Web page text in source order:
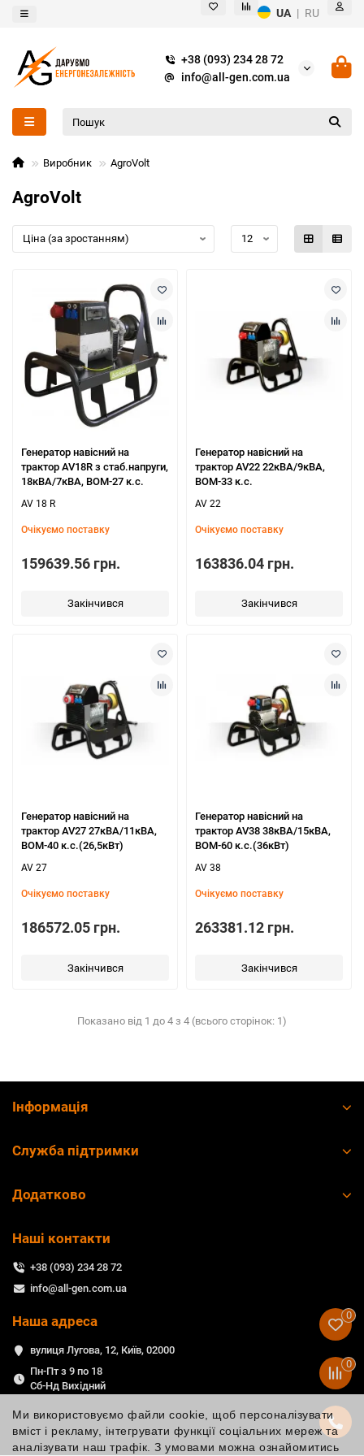
UA | RU
+38 (093) 234 28 72
info@all-gen.com.ua
Виробник AgroVolt
AgroVolt
Генератор навісний на
трактор AV18R з стаб.напруги,
18кВА/7кВА, ВОМ-27 к.с.
AV 18 R
Очікуємо поставку
159639.56 грн.
Закінчився
Генератор навісний на
трактор AV22 22кВА/9кВА,
ВОМ-33 к.с.
AV 22
Очікуємо поставку
163836.04 грн.
Закінчився
Генератор навісний на
трактор AV27 27кВА/11кВА,
ВОМ-40 к.с.(26,5кВт)
AV 27
Очікуємо поставку
186572.05 грн.
Закінчився
Генератор навісний на
трактор AV38 38кВА/15кВА,
ВОМ-60 к.с.(36кВт)
AV 38
Очікуємо поставку
263381.12 грн.
Закінчився
Показано від 1 до 4 з 4 (всього сторінок: 1)
Ми використовуємо файли cookie, щоб персоналізувати
вміст і рекламу, інтегрувати функції соціальних мереж та
аналізувати наш трафік. З умовами можна ознайомитись
Інформація
Служба підтримки
Додатково
Наші контакти
+38 (093) 234 28 72
info@all-gen.com.ua
Наша адреса
вулиця Лугова, 12, Київ, 02000
Пн-Пт з 9 по 18
Сб-Нд Вихідний
0
0